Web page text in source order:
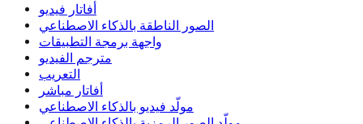
أفاتار فيديو
الصور الناطقة بالذكاء الاصطناعي
واجهة برمجة التطبيقات
مترجم الفيديو
التعريب
أفاتار مباشر
مولّد فيديو بالذكاء الاصطناعي